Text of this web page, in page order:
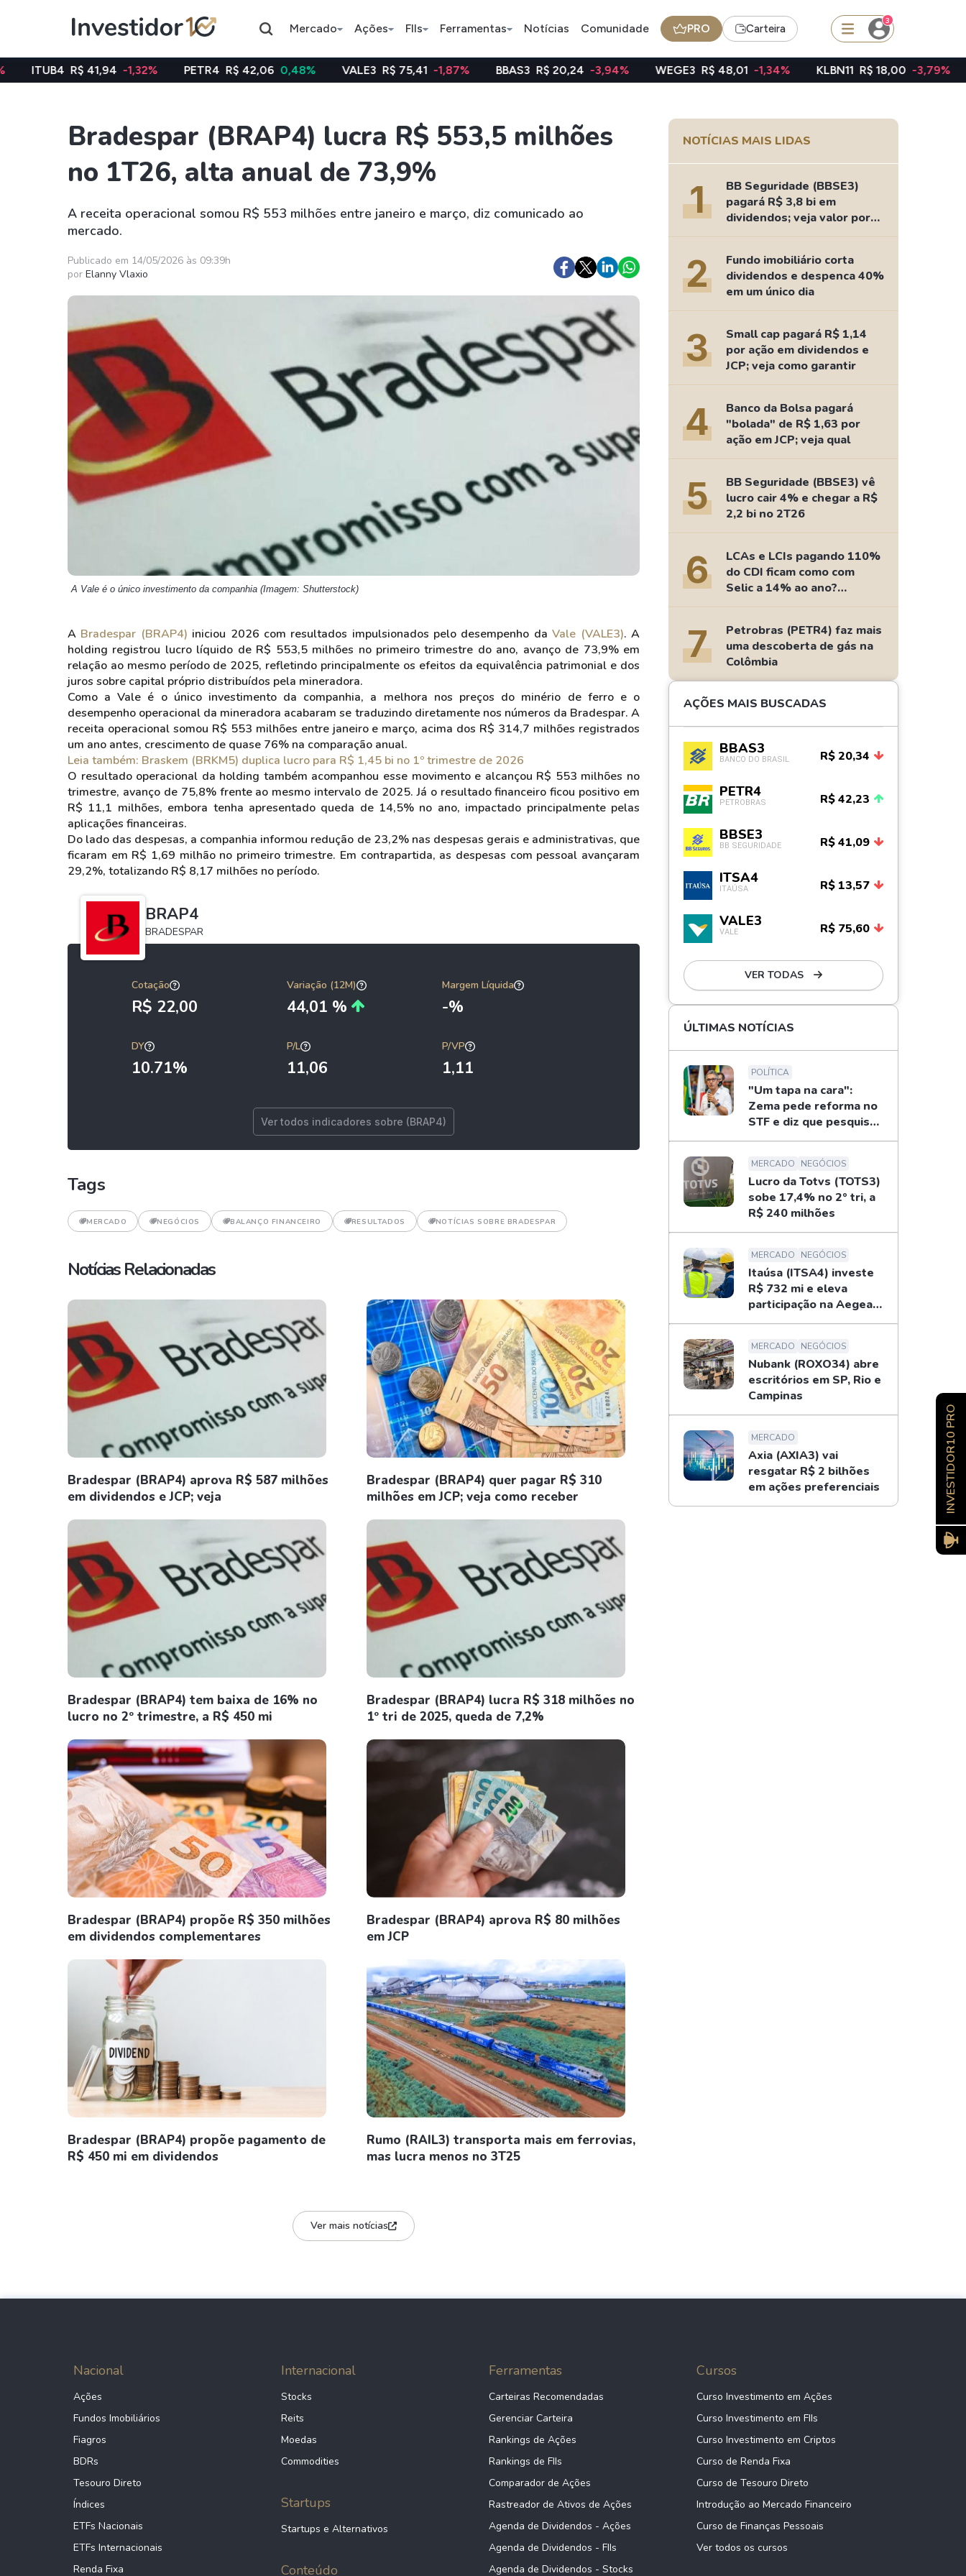
Mercado Ações FIIs Ferramentas Notícias Comunidade PRO Carteira
3
Assuntos do momento
Índice
Ibovespa
Índice
Selic
Índice
Bradesco TRXF11
Ações
Taesa
Itausa
Weg
Klabin
Petrobrás
Ver todos
XPML11
Ver todos
HASH11
GOLD11
XINA11
Ver todos
Meta
Coca-Cola
Ver todos
Criptomoedas
Bitcoin
Ethereum
Binance Coin - BNB
Dogecoin
Solana
Ideias
Agenda de Dividendos
Radar do Dividendo Inteligente
As Ações Mais Buscadas
Guia do Iniciante
R$ 41,94 -1,32% PETR4 R$ 42,06 0,48% VALE3 R$ 75,41 -1,87% BBAS3 R$ 20,24 -3,94% WEGE3 R$ 48,01 -1,34% KLBN11 R$ 18,00 -3,79% TAEE11
Bradespar (BRAP4) lucra R$ 553,5 milhões
no 1T26, alta anual de 73,9%
A receita operacional somou R$ 553 milhões entre janeiro e março, diz comunicado ao
mercado.
Publicado em 14/05/2026 às 09:39h
por Elanny Vlaxio
A Vale é o único investimento da companhia (Imagem: Shutterstock)
A Bradespar (BRAP4) iniciou 2026 com resultados impulsionados pelo desempenho daVale (VALE3). A
holding registrou lucro líquido de R$ 553,5 milhões no primeiro trimestre do ano, avanço de 73,9% em
relação ao mesmo período de 2025, refletindo principalmente os efeitos da equivalência patrimonial e dos
juros sobre capital próprio distribuídos pela mineradora.
Como a Vale é o único investimento da companhia, a melhora nos preços do minério de ferro e o
desempenho operacional da mineradora acabaram se traduzindo diretamente nos números da Bradespar. A
receita operacional somou R$ 553 milhões entre janeiro e março, acima dos R$ 314,7 milhões registrados
um ano antes, crescimento de quase 76% na comparação anual.
Leia também: Braskem (BRKM5) duplica lucro para R$ 1,45 bi no 1º trimestre de 2026
O resultado operacional da holding também acompanhou esse movimento e alcançou R$ 553 milhões no
trimestre, avanço de 75,8% frente ao mesmo intervalo de 2025. Já o resultado financeiro ficou positivo em
R$ 11,1 milhões, embora tenha apresentado queda de 14,5% no ano, impactado principalmente pelas
aplicações financeiras.
Do lado das despesas, a companhia informou redução de 23,2% nas despesas gerais e administrativas, que
ficaram em R$ 1,69 milhão no primeiro trimestre. Em contrapartida, as despesas com pessoal avançaram
29,2%, totalizando R$ 8,17 milhões no período.
BRAP4
BRADESPAR
Cotação
R$ 22,00
Variação (12M)
44,01 %
Margem Líquida
-%
DY
10.71%
P/L
11,06
P/VP
1,11
Ver todos indicadores sobre (BRAP4)
Tags
MERCADO NEGÓCIOS BALANÇO FINANCEIRO RESULTADOS NOTÍCIAS SOBRE BRADESPAR
Notícias Relacionadas
Bradespar (BRAP4) aprova R$ 587 milhões
em dividendos e JCP; veja
Bradespar (BRAP4) quer pagar R$ 310
milhões em JCP; veja como receber
Bradespar (BRAP4) tem baixa de 16% no
lucro no 2º trimestre, a R$ 450 mi
Bradespar (BRAP4) lucra R$ 318 milhões no
1º tri de 2025, queda de 7,2%
Bradespar (BRAP4) propõe R$ 350 milhões
em dividendos complementares
Bradespar (BRAP4) aprova R$ 80 milhões
em JCP
Bradespar (BRAP4) propõe pagamento de
R$ 450 mi em dividendos
Rumo (RAIL3) transporta mais em ferrovias,
mas lucra menos no 3T25
Ver mais notícias
NOTÍCIAS MAIS LIDAS
1
BB Seguridade (BBSE3)
pagará R$ 3,8 bi em
dividendos; veja valor por
ação
2
Fundo imobiliário corta
dividendos e despenca 40%
em um único dia
3
Small cap pagará R$ 1,14
por ação em dividendos e
JCP; veja como garantir
4
Banco da Bolsa pagará
"bolada" de R$ 1,63 por
ação em JCP; veja qual
5
BB Seguridade (BBSE3) vê
lucro cair 4% e chegar a R$
2,2 bi no 2T26
6
LCAs e LCIs pagando 110%
do CDI ficam como com
Selic a 14% ao ano?
Fizemos as contas
7
Petrobras (PETR4) faz mais
uma descoberta de gás na
Colômbia
AÇÕES MAIS BUSCADAS
BBAS3
BANCO DO BRASIL R$ 20,34
PETR4
PETROBRAS R$ 42,23
BBSE3
BB SEGURIDADE R$ 41,09
ITSA4
ITAÚSA R$ 13,57
VALE3
VALE R$ 75,60
VER TODAS
ÚLTIMAS NOTÍCIAS
POLÍTICA
"Um tapa na cara":
Zema pede reforma no
STF e diz que pesquisas
não definem eleições
MERCADO NEGÓCIOS
Lucro da Totvs (TOTS3)
sobe 17,4% no 2º tri, a
R$ 240 milhões
MERCADO NEGÓCIOS
Itaúsa (ITSA4) investe
R$ 732 mi e eleva
participação na Aegea
para 14%
MERCADO NEGÓCIOS
Nubank (ROXO34) abre
escritórios em SP, Rio e
Campinas
MERCADO
Axia (AXIA3) vai
resgatar R$ 2 bilhões
em ações preferenciais
Nacional
Ações
Fundos Imobiliários
Fiagros
BDRs
Tesouro Direto
Índices
ETFs Nacionais
ETFs Internacionais
Renda Fixa
Internacional
Stocks
Reits
Moedas
Commodities
Startups
Startups e Alternativos
Conteúdo
Ferramentas
Carteiras Recomendadas
Gerenciar Carteira
Rankings de Ações
Rankings de FIIs
Comparador de Ações
Rastreador de Ativos de Ações
Agenda de Dividendos - Ações
Agenda de Dividendos - FIIs
Agenda de Dividendos - Stocks
Cursos
Curso Investimento em Ações
Curso Investimento em FIIs
Curso Investimento em Criptos
Curso de Renda Fixa
Curso de Tesouro Direto
Introdução ao Mercado Financeiro
Curso de Finanças Pessoais
Ver todos os cursos
INVESTIDOR10 PRO